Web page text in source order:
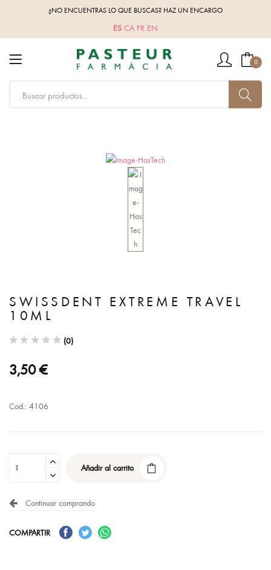
¿NO ENCUENTRAS LO QUE BUSCAS? HAZ UN ENCARGO
ES CA FR EN
0
SWISSDENT EXTREME TRAVEL
10ML
(0)
3,50 €
Cod.: 4106
Añadir al carrito
Continuar comprando
COMPARTIR